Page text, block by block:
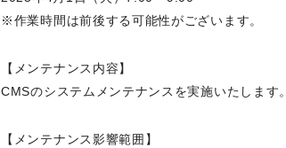
※作業時間は前後する可能性がございます。
【メンテナンス内容】
CMSのシステムメンテナンスを実施いたします。
【メンテナンス影響範囲】